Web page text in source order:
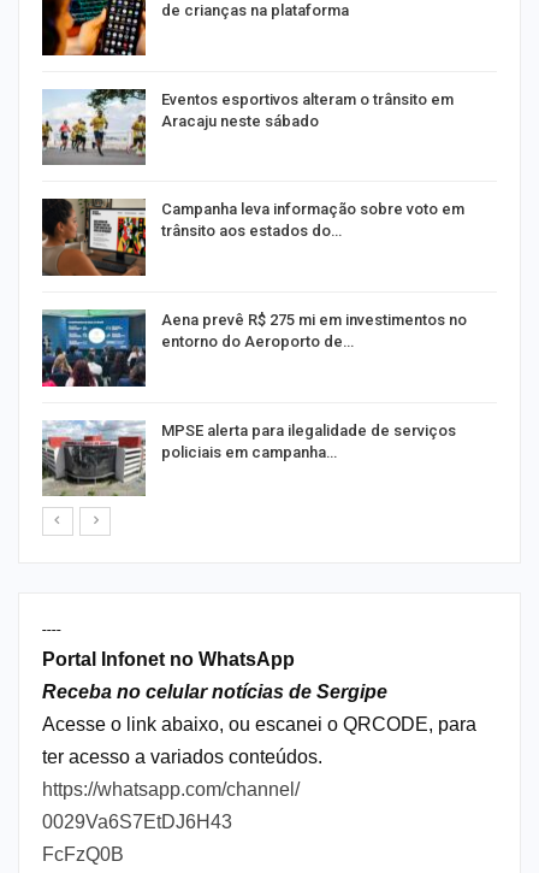
de crianças na plataforma
Eventos esportivos alteram o trânsito em
Aracaju neste sábado
Campanha leva informação sobre voto em
trânsito aos estados do…
Aena prevê R$ 275 mi em investimentos no
entorno do Aeroporto de…
MPSE alerta para ilegalidade de serviços
policiais em campanha…
----
Portal Infonet no WhatsApp
Receba no celular notícias de Sergipe
Acesse o link abaixo, ou escanei o QRCODE, para
ter acesso a variados conteúdos.
https://whatsapp.com/channel/
0029Va6S7EtDJ6H43
FcFzQ0B